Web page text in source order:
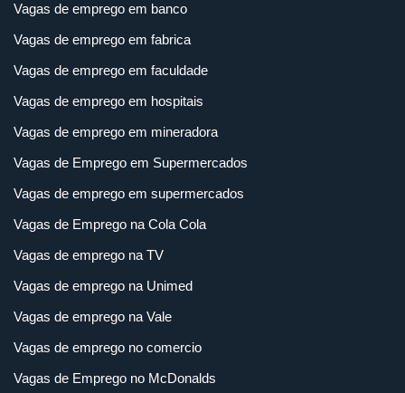
Vagas de emprego em banco
Vagas de emprego em fabrica
Vagas de emprego em faculdade
Vagas de emprego em hospitais
Vagas de emprego em mineradora
Vagas de Emprego em Supermercados
Vagas de emprego em supermercados
Vagas de Emprego na Cola Cola
Vagas de emprego na TV
Vagas de emprego na Unimed
Vagas de emprego na Vale
Vagas de emprego no comercio
Vagas de Emprego no McDonalds